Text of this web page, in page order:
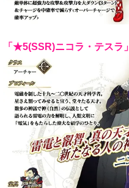
「★5(SSR)ニコラ・テスラ」